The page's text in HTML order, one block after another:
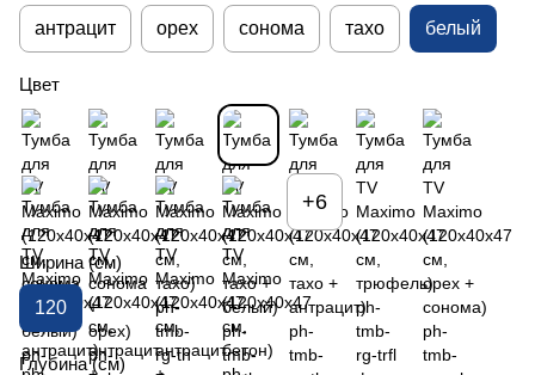
антрацит орех сонома тахо белый
Цвет
+6
Ширина (см)
120
Глубина (см)